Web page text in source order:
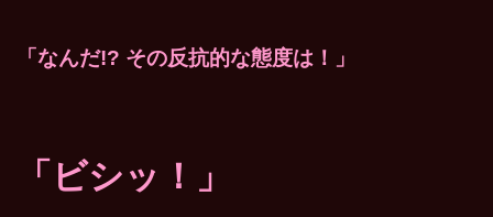
「なんだ!? その反抗的な態度は！」
「ビシッ！」